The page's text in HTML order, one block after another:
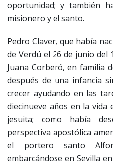
oportunidad; y también
misionero y el santo.
Pedro Claver, que había
de Verdú el 26 de junio del
Juana Corberó, en familia
después de una infancia
crecer ayudando en las
diecinueve años en la vida
jesuita; como había
perspectiva apostólica
el portero santo
embarcándose en Sevilla